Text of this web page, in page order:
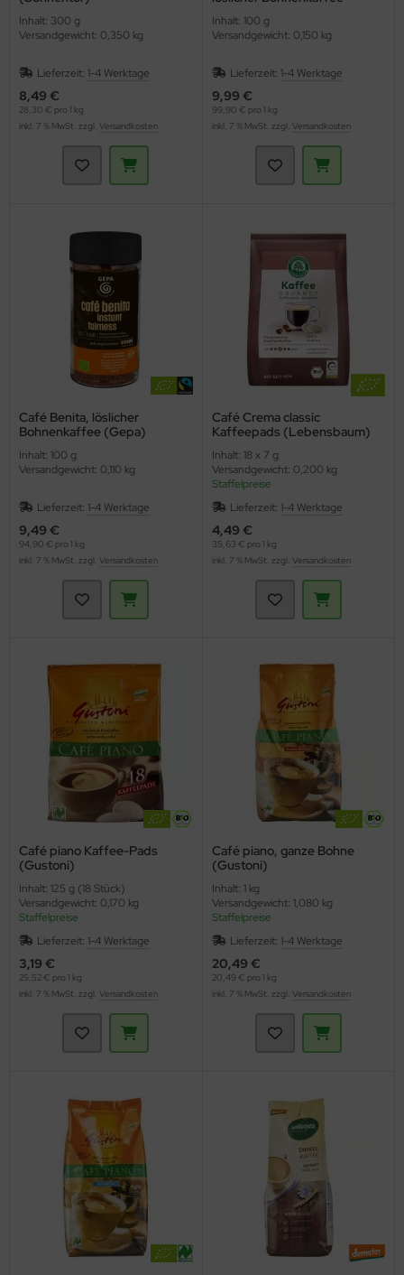
Inhalt: 300 g
Versandgewicht: 0,350 kg
Lieferzeit: 1-4 Werktage
8,49 €
28,30 € pro 1 kg
inkl. 7 % MwSt. zzgl. Versandkosten
Inhalt: 100 g
Versandgewicht: 0,150 kg
Lieferzeit: 1-4 Werktage
9,99 €
99,90 € pro 1 kg
inkl. 7 % MwSt. zzgl. Versandkosten
Café Benita, löslicher
Bohnenkaffee (Gepa)
Inhalt: 100 g
Versandgewicht: 0,110 kg
Lieferzeit: 1-4 Werktage
9,49 €
94,90 € pro 1 kg
inkl. 7 % MwSt. zzgl. Versandkosten
Café Crema classic
Kaffeepads (Lebensbaum)
Inhalt: 18 x 7 g
Versandgewicht: 0,200 kg
Staffelpreise
Lieferzeit: 1-4 Werktage
4,49 €
35,63 € pro 1 kg
inkl. 7 % MwSt. zzgl. Versandkosten
Café piano Kaffee-Pads
(Gustoni)
Inhalt: 125 g (18 Stück)
Versandgewicht: 0,170 kg
Staffelpreise
Lieferzeit: 1-4 Werktage
3,19 €
25,52 € pro 1 kg
inkl. 7 % MwSt. zzgl. Versandkosten
Café piano, ganze Bohne
(Gustoni)
Inhalt: 1 kg
Versandgewicht: 1,080 kg
Staffelpreise
Lieferzeit: 1-4 Werktage
20,49 €
20,49 € pro 1 kg
inkl. 7 % MwSt. zzgl. Versandkosten